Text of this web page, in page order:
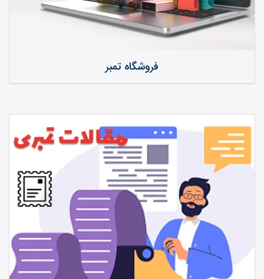
فروشگاه تمبر